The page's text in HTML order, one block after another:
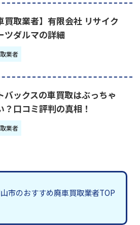
買取業者】有限会社 リサイク
ツダルマの詳細
業者
バックスの車買取はぶっちゃ
？口コミ評判の真相！
業者
市のおすすめ廃車買取業者TOP